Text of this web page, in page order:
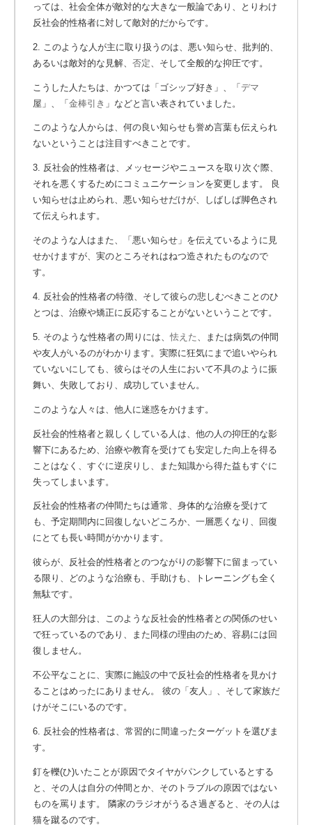
っては、社会全体が敵対的な大きな一般論であり、とりわけ
反社会的性格者に対して敵対的だからです。
2. このような人が主に取り扱うのは、悪い知らせ、批判的、
あるいは敵対的な見解、 否定 、そして全般的な抑圧です。
こうした人たちは、かつては「ゴシップ好き」、「デマ
屋」、「金棒引き 」などと言い表されていました。
このような人からは、何の良い知らせも誉め言葉も伝えられ
ないということは注目すべきことです。
3. 反社会的性格者は、メッセージやニュースを取り次ぐ際、
それを悪くするためにコミュニケーションを変更します。 良
い知らせは止められ、悪い知らせだけが、しばしば脚色され
て伝えられます。
そのような人はまた、「悪い知らせ」を伝えているように見
せかけますが、実のところそれはねつ造されたものなので
す。
4. 反社会的性格者の特徴、そして彼らの悲しむべきことのひ
とつは、治療や矯正に反応することがないということです。
5. そのような性格者の周りには、 怯えた 、または病気の仲間
や友人がいるのがわかります。実際に狂気にまで追いやられ
ていないにしても、彼らはその人生において不具のように振
舞い、失敗しており、成功していません。
このような人々は、他人に迷惑をかけます。
反社会的性格者と親しくしている人は、他の人の抑圧的な影
響下にあるため、治療や教育を受けても安定した向上を得る
ことはなく、すぐに逆戻りし、また知識から得た益もすぐに
失ってしまいます。
反社会的性格者の仲間たちは通常、身体的な治療を受けて
も、予定期間内に回復しないどころか、一層悪くなり、回復
にとても長い時間がかかります。
彼らが、反社会的性格者とのつながりの影響下に留まってい
る限り、どのような治療も、手助けも、トレーニングも全く
無駄です。
狂人の大部分は、このような反社会的性格者との関係のせい
で狂っているのであり、また同様の理由のため、容易には回
復しません。
不公平なことに、実際に施設の中で反社会的性格者を見かけ
ることはめったにありません。 彼の「友人」、そして家族だ
けがそこにいるのです。
6. 反社会的性格者は、常習的に間違ったターゲットを選びま
す。
釘を轢(ひ)いたことが原因でタイヤがパンクしているとする
と、その人は自分の仲間とか、そのトラブルの原因ではない
ものを罵ります。 隣家のラジオがうるさ過ぎると、その人は
猫を蹴るのです。